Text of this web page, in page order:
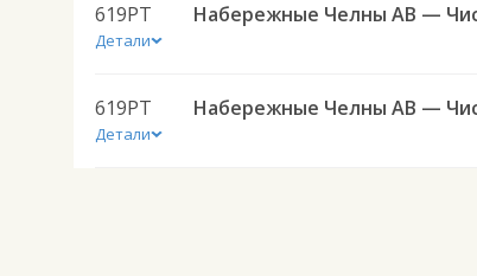
619РТ
Детали
619РТ
Детали